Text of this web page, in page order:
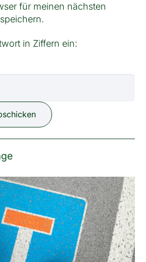
für meinen nächsten
in Ziffern ein: